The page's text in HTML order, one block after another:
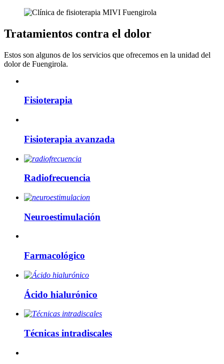
Tratamientos contra el dolor
Estos son algunos de los servicios que ofrecemos en la unidad del
dolor de Fuengirola.
Fisioterapia
Fisioterapia avanzada
Radiofrecuencia
Neuroestimulación
Farmacológico
Ácido hialurónico
Técnicas intradiscales